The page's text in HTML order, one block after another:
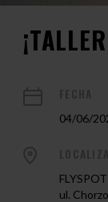
04/06/
ul.